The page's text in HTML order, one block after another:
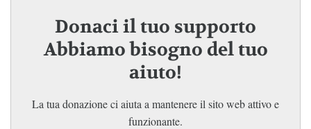
Donaci il tuo supporto
Abbiamo bisogno del tuo
aiuto!
La tua donazione ci aiuta a mantenere il sito web attivo e
funzionante.